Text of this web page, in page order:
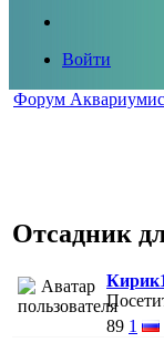
Войти
Форум
Отсадник
89 1